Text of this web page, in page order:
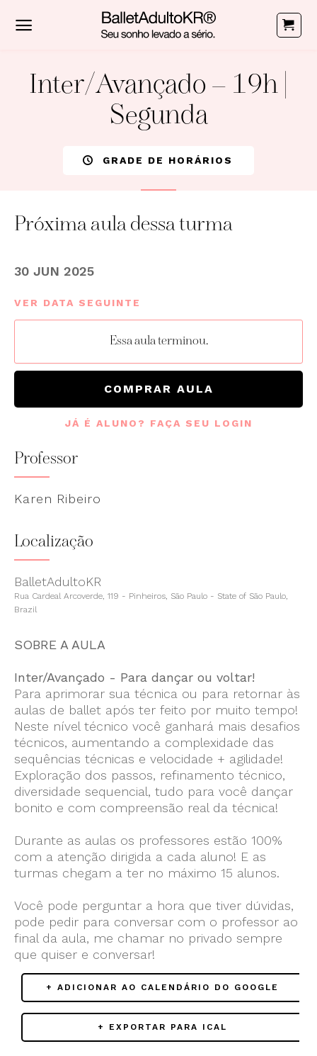
Inter/Avançado – 19h |
Segunda
GRADE DE HORÁRIOS
Próxima aula dessa turma
30 JUN 2025
VER DATA SEGUINTE
Essa aula terminou.
COMPRAR AULA
JÁ É ALUNO? FAÇA SEU LOGIN
Professor
Karen Ribeiro
Localização
BalletAdultoKR
Rua Cardeal Arcoverde, 119 - Pinheiros, São Paulo - State of São Paulo,
Brazil
SOBRE A AULA
Inter/Avançado - Para dançar ou voltar!
Para aprimorar sua técnica ou para retornar às
aulas de ballet após ter feito por muito tempo!
Neste nível técnico você ganhará mais desafios
técnicos, aumentando a complexidade das
sequências técnicas e velocidade + agilidade!
Exploração dos passos, refinamento técnico,
diversidade sequencial, tudo para você dançar
bonito e com compreensão real da técnica!
Durante as aulas os professores estão 100%
com a atenção dirigida a cada aluno! E as
turmas chegam a ter no máximo 15 alunos.
Você pode perguntar a hora que tiver dúvidas,
pode pedir para conversar com o professor ao
final da aula, me chamar no privado sempre
que quiser e conversar!
+ ADICIONAR AO CALENDÁRIO DO GOOGLE
+ EXPORTAR PARA ICAL